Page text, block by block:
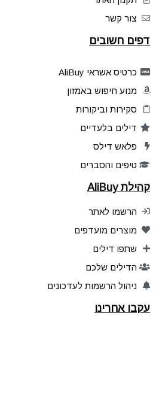
צור קשר
דפים חשובים
כרטיס אשראי AliBuy
מנוע חיפוש באמזון
סקירות וביקורות
דילים בלעדיים
פלאש דילס
טיפים והסברים
קהילת AliBuy
הרשמו לאתר
מוצרים מועדפים
שתפו דילים
הדילים שלכם
ניהול הרשמות לעדכונים
עקבו אחרינו